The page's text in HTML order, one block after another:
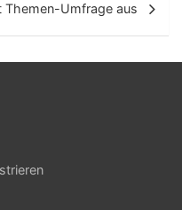
Themen-Umfrage aus